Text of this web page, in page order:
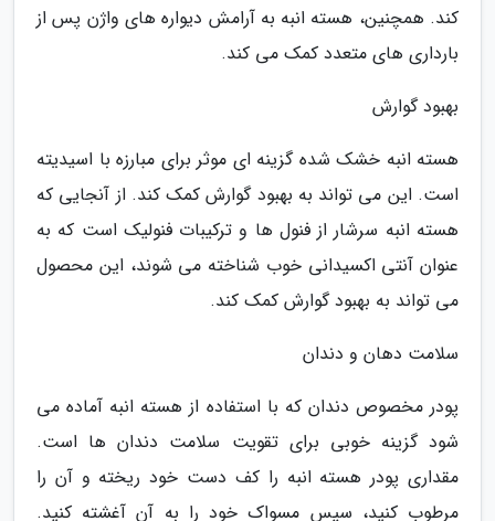
کند. همچنین، هسته انبه به آرامش دیواره های واژن پس از
بارداری های متعدد کمک می کند.
بهبود گوارش
هسته انبه خشک شده گزینه ای موثر برای مبارزه با اسیدیته
است. این می تواند به بهبود گوارش کمک کند. از آنجایی که
هسته انبه سرشار از فنول ها و ترکیبات فنولیک است که به
عنوان آنتی اکسیدانی خوب شناخته می شوند، این محصول
می تواند به بهبود گوارش کمک کند.
سلامت دهان و دندان
پودر مخصوص دندان که با استفاده از هسته انبه آماده می
شود گزینه خوبی برای تقویت سلامت دندان ها است.
مقداری پودر هسته انبه را کف دست خود ریخته و آن را
مرطوب کنید، سپس مسواک خود را به آن آغشته کنید.